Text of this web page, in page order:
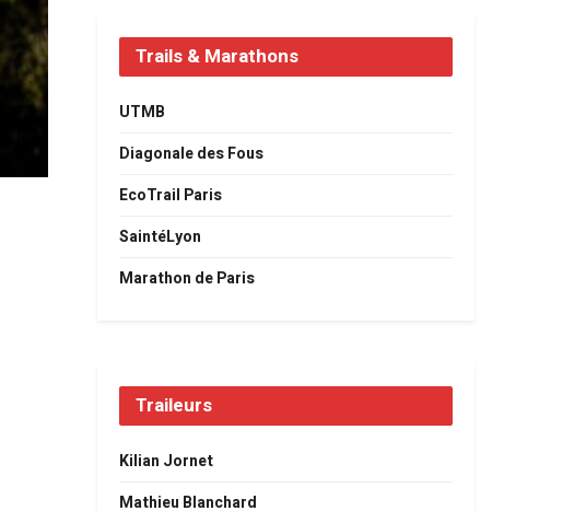
Trails & Marathons
UTMB
Diagonale des Fous
EcoTrail Paris
SaintéLyon
Marathon de Paris
Traileurs
Kilian Jornet
Mathieu Blanchard